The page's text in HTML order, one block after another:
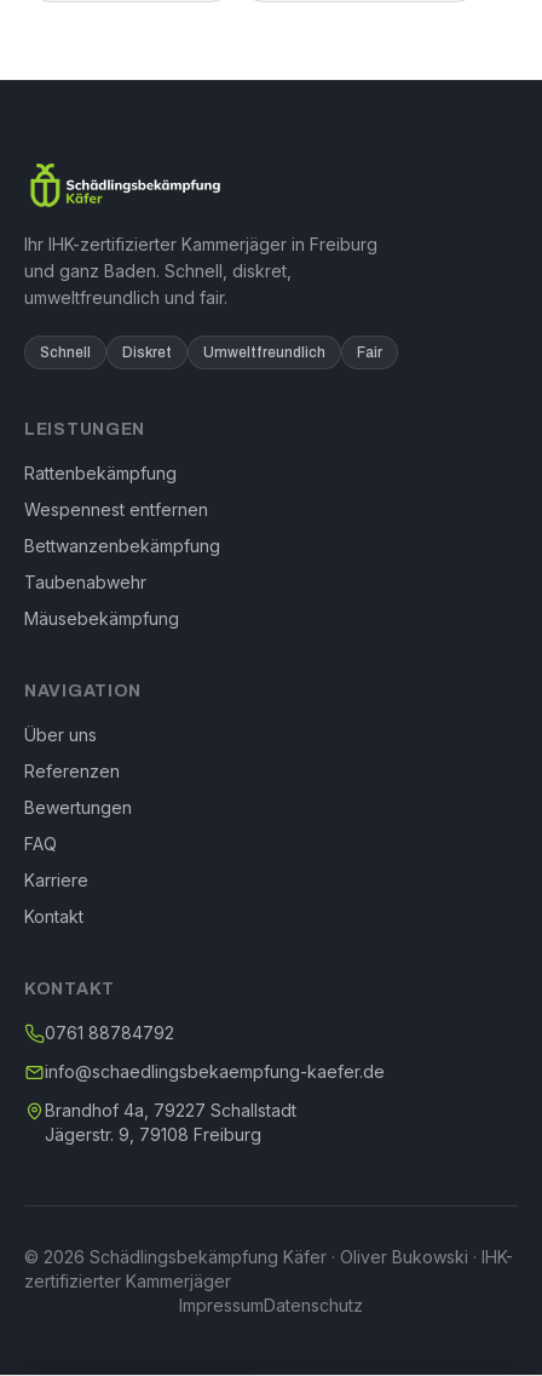
Ihr IHK-zertifizierter Kammerjäger in Freiburg
und ganz Baden. Schnell, diskret,
umweltfreundlich und fair.
Schnell Diskret Umweltfreundlich Fair
LEISTUNGEN
Rattenbekämpfung
Wespennest entfernen
Bettwanzenbekämpfung
Taubenabwehr
Mäusebekämpfung
NAVIGATION
Über uns
Referenzen
Bewertungen
FAQ
Karriere
Kontakt
KONTAKT
0761 88784792
info@schaedlingsbekaempfung-kaefer.de
Brandhof 4a, 79227 Schallstadt
Jägerstr. 9, 79108 Freiburg
© 2026 Schädlingsbekämpfung Käfer · Oliver Bukowski · IHK-
zertifizierter Kammerjäger
ImpressumDatenschutz